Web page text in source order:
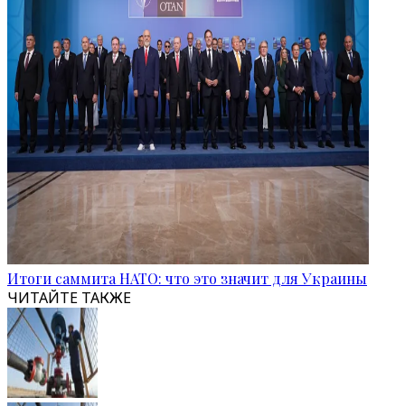
Итоги саммита НАТО: что это значит для Украины
ЧИТАЙТЕ ТАКЖЕ